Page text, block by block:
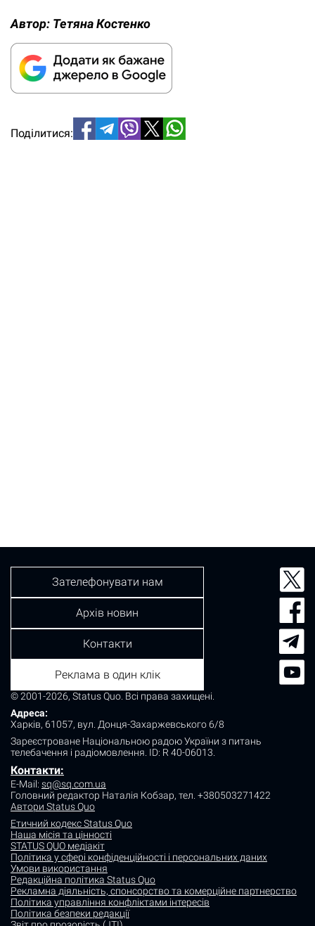
Автор: Тетяна Костенко
Поділитися:
© 2001-2026, Status Quo. Всі права захищені.
Адреса:
Харків, 61057, вул. Донця-Захаржевського 6/8
Зареєстроване Національною радою України з питань
телебачення і радіомовлення. ID: R 40-06013.
Контакти:
E-Mail: sq@sq.com.ua
Головний редактор Наталія Кобзар, тел. +380503271422
Автори Status Quo
Етичний кодекс Status Quo
Наша місія та цінності
STATUS QUO медіакіт
Політика у сфері конфіденційності і персональних даних
Умови використання
Редакційна політика Status Quo
Рекламна діяльність, спонсорство та комерційне партнерство
Політика управління конфліктами інтересів
Політика безпеки редакції
Зателефонувати нам
Архів новин
Контакти
Реклама в один клік